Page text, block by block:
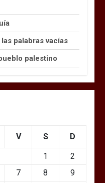
palabras vacías
palestino
V S D
1
2
7 8
9